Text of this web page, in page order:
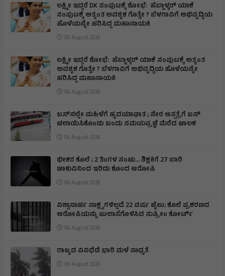
ಲಕ್ಷ್ಮೀ ಇದ್ದರೆ DK ಸಂಪುಟಕ್ಕೆ ಶೋಭೆ: ಹೆಬ್ಬಾಳ್ಕರ್ ಯಾಕೆ
ಸಂಪುಟಕ್ಕೆ ಅತ್ಯಂತ ಅವಶ್ಯಕ ಗೊತ್ತೇ ? ಬೆಳಗಾವಿಗೆ ಅಭಿವೃದ್ಧಿಯ
ಹೊಳೆಯನ್ನೇ ಹರಿಸಿದ್ದ ಮಹಾನಾಯಕಿ
06 August 2026
ಲಕ್ಷ್ಮೀ ಇದ್ದರೆ ಶೋಭೆ: ಹೆಬ್ಬಾಳ್ಕರ್ ಯಾಕೆ ಸಂಪುಟಕ್ಕೆ ಅತ್ಯಂತ
ಅವಶ್ಯಕ ಗೊತ್ತೇ ? ಬೆಳಗಾವಿಗೆ ಅಭಿವೃದ್ಧಿಯ ಹೊಳೆಯನ್ನೇ
ಹರಿಸಿದ್ದ ಮಹಾನಾಯಕಿ
06 August 2026
ಬಸ್‌ನಲ್ಲೇ ಮಹಿಳೆಗೆ ಹೃದಯಾಘಾತ ; ನೇರ ಆಸ್ಪತ್ರೆಗೆ ಬಸ್‌
ಚಲಾಯಿಸಿಕೊಂಡು ಬಂದು ಸಮಯಪ್ರಜ್ಞೆ ಮೆರೆದ ಚಾಲಕ
06 August 2026
ಭೀಕರ ಕೊಲೆ ; 2 ತಿಂಗಳ ಸಂಚು… ಶಿಕ್ಷಕಿಗೆ 27 ಬಾರಿ
ಚಾಕುವಿನಿಂದ ಇರಿದು ಕೊಂದ ಆರೋಪಿ
06 August 2026
ವಿಶ್ವಾಸಾರ್ಹ ಸಾಕ್ಷ್ಯಗಳಿಲ್ಲದೆ 22 ವರ್ಷ ಜೈಲು; ಕೊಲೆ ಪ್ರಕರಣದ
ಆರೋಪಿಯನ್ನು ಖುಲಾಸೆಗೊಳಿಸಿದ ಸುಪ್ರೀಂ ಕೋರ್ಟ್
06 August 2026
ರಾಜ್ಯದ ವಿವಿಧೆಡೆ ಭಾರಿ ಮಳೆ ಸಾಧ್ಯತೆ
06 August 2026